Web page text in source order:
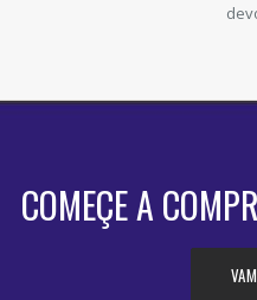
COMEÇE A